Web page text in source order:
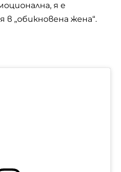
я е
в „обикновена жена“.